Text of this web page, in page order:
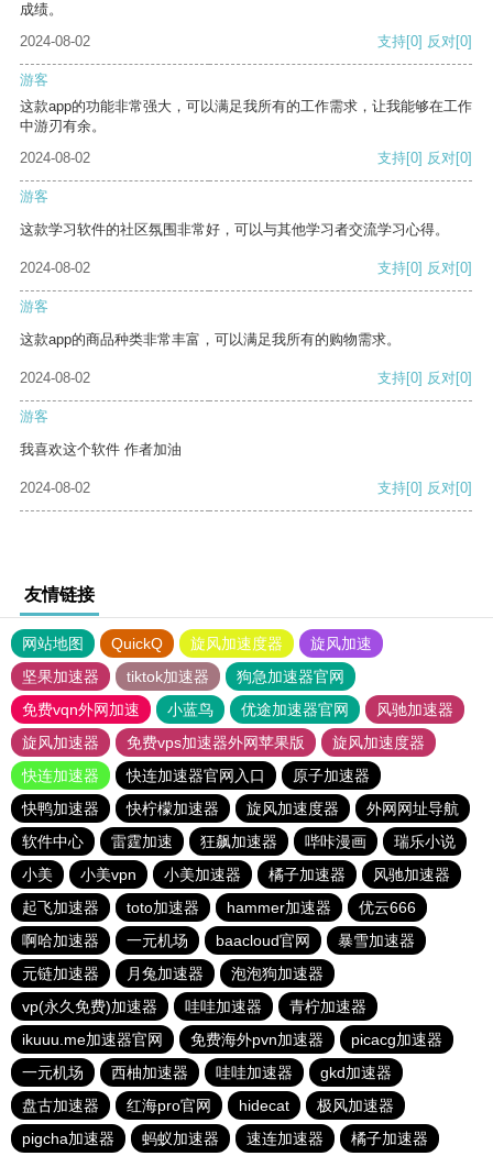
成绩。
2024-08-02
支持[0] 反对[0]
游客
这款app的功能非常强大，可以满足我所有的工作需求，让我能够在工作
中游刃有余。
2024-08-02
支持[0] 反对[0]
游客
这款学习软件的社区氛围非常好，可以与其他学习者交流学习心得。
2024-08-02 支持[0] 反对[0]
游客
这款app的商品种类非常丰富，可以满足我所有的购物需求。
2024-08-02 支持[0] 反对[0]
游客
我喜欢这个软件 作者加油
2024-08-02 支持[0] 反对[0]
友情链接
网站地图 QuickQ 旋风加速度器
旋风加速
坚果加速器
tiktok加速器
狗急加速器官网
免费vqn外网加速
小蓝鸟 优途加速器官网
风驰加速器
旋风加速器
免费vps加速器外网苹果版
旋风加速度器
快连加速器
快连加速器官网入口
原子加速器
快鸭加速器
快柠檬加速器 旋风加速度器
外网网址导航
软件中心
雷霆加速 狂飙加速器 哔咔漫画
瑞乐小说
小美
小美vpn 小美加速器 橘子加速器
风驰加速器
起飞加速器
toto加速器 hammer加速器
优云666
啊哈加速器
一元机场 baacloud官网
暴雪加速器
元链加速器
月兔加速器
泡泡狗加速器
vp(永久免费)加速器
哇哇加速器
青柠加速器
ikuuu.me加速器官网
免费海外pvn加速器
picacg加速器
一元机场
西柚加速器 哇哇加速器
gkd加速器
盘古加速器
红海pro官网 hidecat
极风加速器
pigcha加速器
蚂蚁加速器 速连加速器 橘子加速器